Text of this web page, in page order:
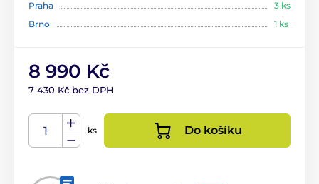
Praha
3 ks
Brno
1 ks
8 990 Kč
7 430 Kč bez DPH
ks Do košíku